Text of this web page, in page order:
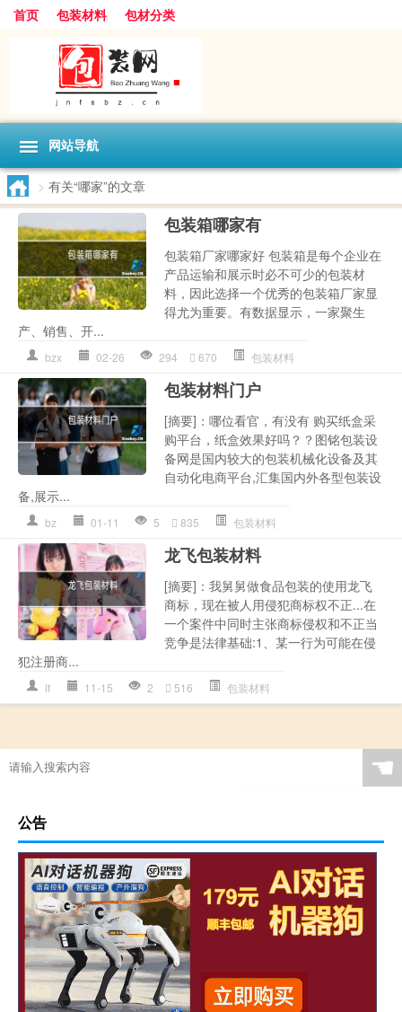
首页 包装材料 包材分类
网站导航
> 有关“哪家”的文章
包装箱哪家有
包装箱厂家哪家好 包装箱是每个企业在
产品运输和展示时必不可少的包装材
料，因此选择一个优秀的包装箱厂家显
得尤为重要。有数据显示，一家聚生
产、销售、开...
bzx 02-26 294 670 包装材料
包装材料门户
[摘要]：哪位看官，有没有 购买纸盒采
购平台，纸盒效果好吗？？图铭包装设
备网是国内较大的包装机械化设备及其
自动化电商平台,汇集国内外各型包装设
备,展示...
bz 01-11 5 835 包装材料
龙飞包装材料
[摘要]：我舅舅做食品包装的使用龙飞
商标，现在被人用侵犯商标权不正...在
一个案件中同时主张商标侵权和不正当
竞争是法律基础:1、某一行为可能在侵
犯注册商...
lf 11-15 2 516 包装材料
☚
公告